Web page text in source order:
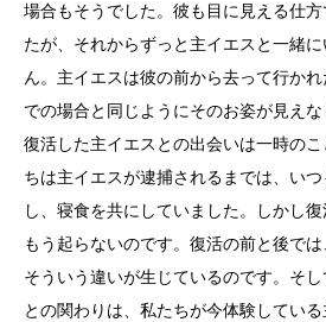
場合もそうでした。彼も目に見える仕
たが、それからずっと主イエスと一緒
ん。主イエスは彼の前から去って行か
での場合と同じようにそのお姿が見え
復活した主イエスとの出会いは一時の
ちは主イエスが逮捕されるまでは、い
し、寝食を共にしていました。しかし
もう起らないのです。復活の前と後で
そういう違いが生じているのです。そ
との関わりは、私たちが今体験してい